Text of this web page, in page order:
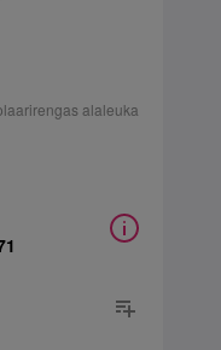
alaleuka